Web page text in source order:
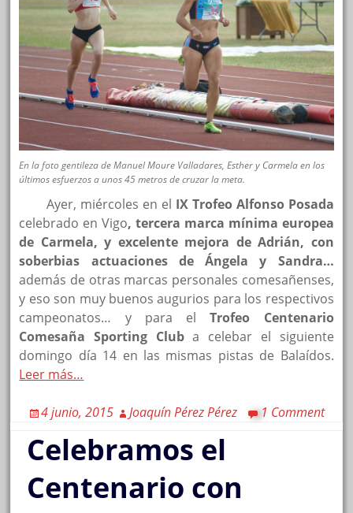
En la foto gentileza de Manuel Moure Valladares, Esther y Carmela en los
últimos esfuerzos a unos 45 metros de cruzar la meta.
Ayer, miércoles en el IX Trofeo Alfonso Posada
celebrado en Vigo, tercera marca mínima europea
de Carmela, y excelente mejora de Adrián, con
soberbias actuaciones de Ángela y Sandra…
además de otras marcas personales comesañenses,
y eso son muy buenos augurios para los respectivos
campeonatos… y para elTrofeo Centenario
Comesaña Sporting Cluba celebar el siguiente
domingo día 14 en las mismas pistas de Balaídos.
Leer más…
4 junio, 2015 Joaquín Pérez Pérez 1 Comment
Celebramos el
Centenario con